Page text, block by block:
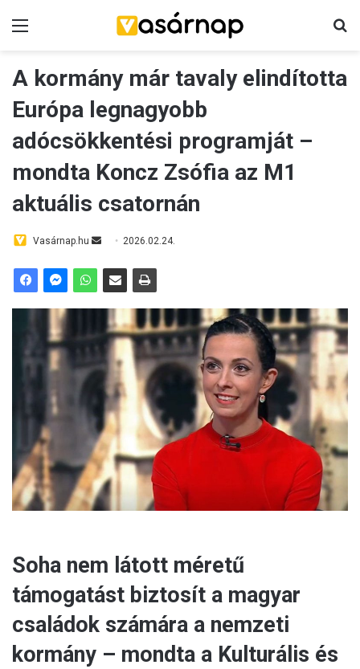
A kormány már tavaly elindította
Európa legnagyobb
adócsökkentési programját –
mondta Koncz Zsófia az M1
aktuális csatornán
Vasárnap.hu
a
l
2026.02.24.
Soha nem látott méretű
támogatást biztosít a magyar
családok számára a nemzeti
kormány – mondta a Kulturális és